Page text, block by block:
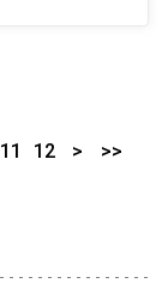
11 12 > >>